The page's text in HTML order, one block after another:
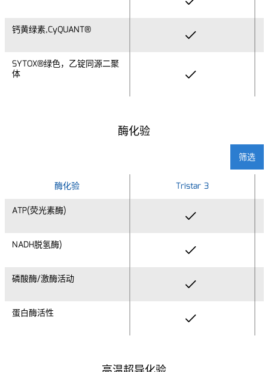
钙黄绿素,CyQUANT®
SYTOX®绿色，乙锭同源二聚
体
钙黄绿素,CyQUANT®
SYTOX®绿色，乙锭同源二聚
体
酶化验
筛选
酶化验
ATP(荧光素酶)
NADH脱氢酶)
磷酸酶/激酶活动
蛋白酶活性
酶化验
Tristar 3
ATP(荧光素酶)
NADH脱氢酶)
磷酸酶/激酶活动
蛋白酶活性